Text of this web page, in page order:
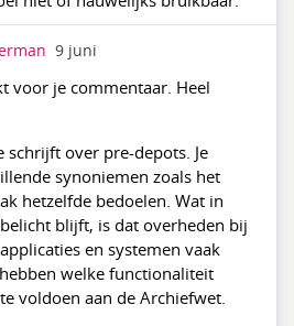
9 juni
voor je commentaar. Heel
schrijft over pre-depots. Je
synoniemen zoals het
hetzelfde bedoelen. Wat in
blijft, is dat overheden bij
en systemen vaak
welke functionaliteit
voldoen aan de Archiefwet.